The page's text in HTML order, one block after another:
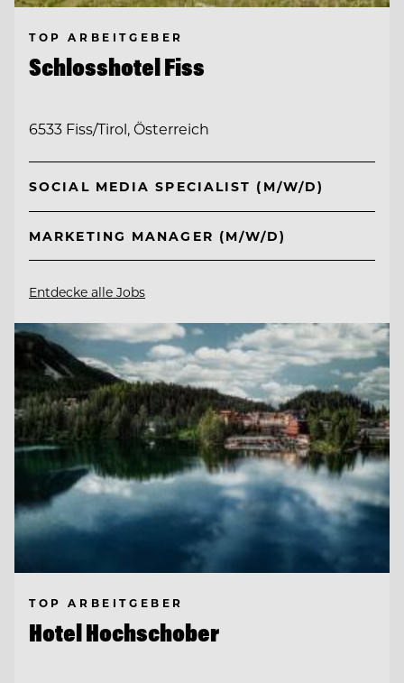
TOP ARBEITGEBER
Schlosshotel Fiss
6533 Fiss/Tirol, Österreich
SOCIAL MEDIA SPECIALIST (M/W/D)
MARKETING MANAGER (M/W/D)
Entdecke alle Jobs
TOP ARBEITGEBER
Hotel Hochschober